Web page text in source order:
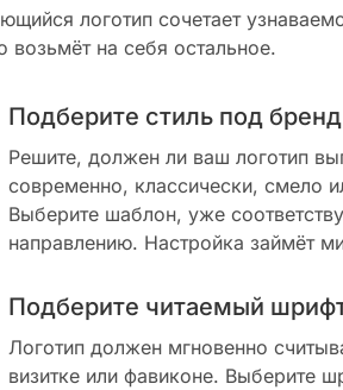
логотип сочетает
возьмёт на себя остальное.
Подберите стиль под бренд
Решите, должен ли ваш логотип
современно, классически, смело
Выберите шаблон, уже
направлению. Настройка займёт
Подберите читаемый
Логотип должен мгновенно
визитке или фавиконе. Выберите